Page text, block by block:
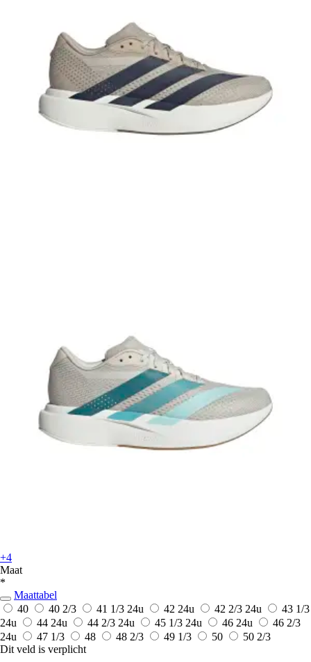
+4
Maat
*
Maattabel
40
40 2/3 41 1/3 24u 42 24u 42 2/3 24u
43 1/3
24u
44 24u 44 2/3 24u 45 1/3 24u 46 24u
46 2/3
24u
47 1/3 48 48 2/3 49 1/3 50
50 2/3
Dit veld is verplicht